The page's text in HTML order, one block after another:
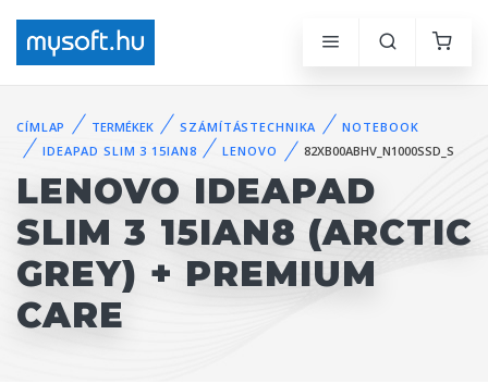
CÍMLAP TERMÉKEK SZÁMÍTÁSTECHNIKA
NOTEBOOK
IDEAPAD SLIM 3 15IAN8
LENOVO 82XB00ABHV_N1000SSD_S
LENOVO IDEAPAD
SLIM 3 15IAN8 (ARCTIC
GREY) + PREMIUM
CARE